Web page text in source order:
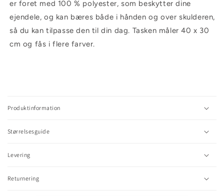
er foret med 100 % polyester, som beskytter dine
ejendele, og kan bæres både i hånden og over skulderen,
så du kan tilpasse den til din dag. Tasken måler 40 x 30
cm og fås i flere farver.
l
a
p
i
l
Produktinformation
Størrelsesguide
Levering
Returnering